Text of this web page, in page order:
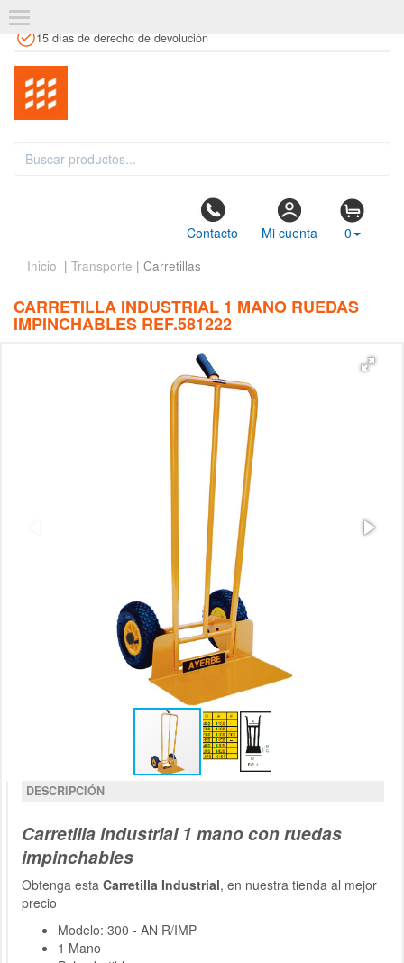
15 días de derecho de devolución
Contacto Mi cuenta 0
Inicio | Transporte | Carretillas
CARRETILLA INDUSTRIAL 1 MANO RUEDAS
IMPINCHABLES REF.581222
DESCRIPCIÓN
Carretilla industrial 1 mano con ruedas
impinchables
Obtenga esta Carretilla Industrial, en nuestra tienda al mejor
precio
Modelo: 300 - AN R/IMP
1 Mano